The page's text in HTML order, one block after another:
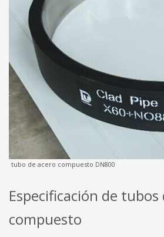
tubo de acero compuesto DN800
Especificación de tubos
compuesto